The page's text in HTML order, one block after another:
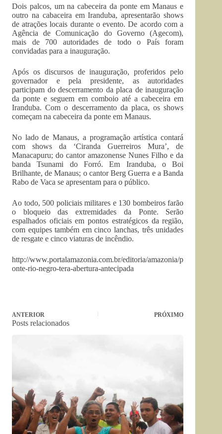
Dois palcos, um na cabeceira da ponte em Manaus e
outro na cabaceira em Iranduba, apresentarão shows
de atrações locais durante o evento. De acordo com a
Agência de Comunicação do Governo (Agecom),
mais de 700 autoridades de todo o País foram
convidadas para a inauguração.
Após os discursos de inauguração, proferidos pelo
governador e pela presidente, as autoridades
participam do descerramento da placa de inauguração
da ponte e seguem em comboio até a cabeceira em
Iranduba. Com o descerramento da placa, os shows
começam na cabeceira da ponte em Manaus.
No lado de Manaus, a programação artística contará
com shows da ‘Ciranda Guerreiros Mura’, de
Manacapuru; do cantor amazonense Nunes Filho e da
banda Tsunami do Forró. Em Iranduba, o Boi
Brilhante, de Manaus; o cantor Berg Guerra e a Banda
Rabo de Vaca se apresentam para o público.
Ao todo, 500 policiais militares e 130 bombeiros farão
o bloqueio das extremidades da Ponte. Serão
espalhados oficiais em pontos estratégicos da região,
com equipes também em cinco lanchas, três unidades
de resgate e cinco viaturas de incêndio.
http://www.portalamazonia.com.br/editoria/amazonia/p
onte-rio-negro-tera-abertura-antecipada
ANTERIOR PRÓXIMO
Posts relacionados